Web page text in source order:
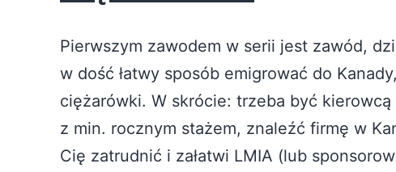
Pierwszym zawodem w serii jest zawód,
w dość łatwy sposób emigrować do
ciężarówki. W skrócie: trzeba być
z min. rocznym stażem, znaleźć firmę w
Cię zatrudnić i załatwi LMIA (lub